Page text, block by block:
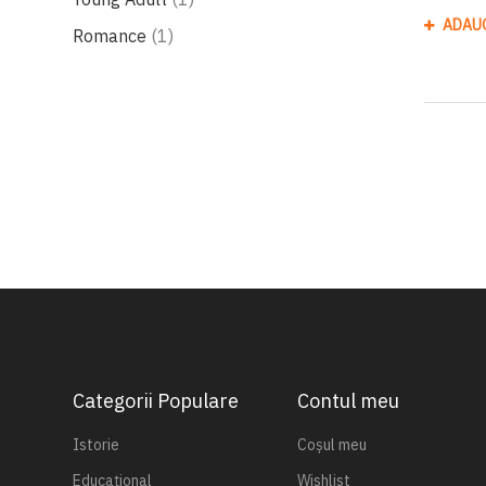
Romance 1produs
Categorii Populare
Istorie
Educațional
Contul meu
Coșul meu
Wishlist